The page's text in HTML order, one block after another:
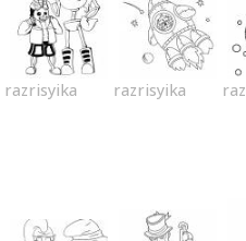
razrisyika razrisyika